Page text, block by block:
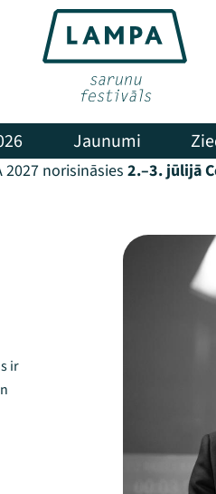
Jaunumi
2027 norisināsies 2.–3. jūlijā
ir